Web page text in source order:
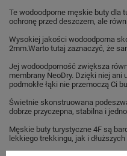
Te wodoodporne męskie buty dla
ochronę przed deszczem, ale
Wysokiej jakości wodoodporna
2mm.Warto tutaj zaznaczyć, że
Jej wodoodporność zwiększa
membrany NeoDry. Dzięki niej ani
podmokłe łąki nie przemoczą Ci
Świetnie skonstruowana
dobrze przyczepna, stabilna i
Męskie buty turystyczne 4F są
lekkiego trekkingu, jak i